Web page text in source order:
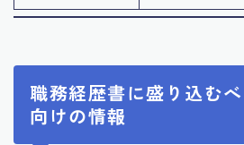
職務経歴書に盛り込む
向けの情報